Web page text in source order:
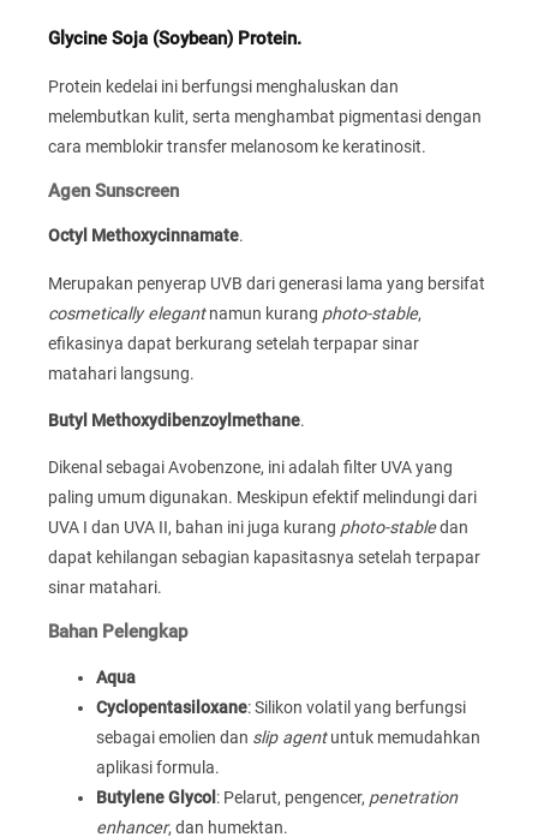
Glycine Soja (Soybean) Protein.
Protein kedelai ini berfungsi menghaluskan dan
melembutkan kulit, serta menghambat pigmentasi dengan
cara memblokir transfer melanosom ke keratinosit.
Agen Sunscreen
Octyl Methoxycinnamate.
Merupakan penyerap UVB dari generasi lama yang bersifat
cosmetically elegantnamun kurang photo-stable,
efikasinya dapat berkurang setelah terpapar sinar
matahari langsung.
Butyl Methoxydibenzoylmethane.
Dikenal sebagai Avobenzone, ini adalah filter UVA yang
paling umum digunakan. Meskipun efektif melindungi dari
UVA I dan UVA II, bahan ini juga kurang photo-stabledan
dapat kehilangan sebagian kapasitasnya setelah terpapar
sinar matahari.
Bahan Pelengkap
Aqua
Cyclopentasiloxane: Silikon volatil yang berfungsi
sebagai emolien dan slip agentuntuk memudahkan
aplikasi formula.
Butylene Glycol: Pelarut, pengencer, penetration
enhancer, dan humektan.